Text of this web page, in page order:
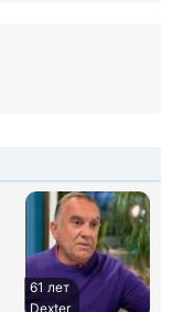
61 лет
Dexter